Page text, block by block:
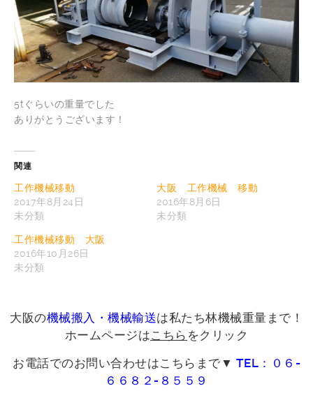
5tぐらいの重量でした
ありがとうございます！
関連
工作機械移動
2017年8月24日
未分類
大阪 工作機械 移動
2016年8月6日
未分類
工作機械移動 大阪
2016年10月26日
未分類
大阪の機械搬入・機械輸送は私たち林機械重量まで！
ホームページはこちら をクリック
お電話でのお問い合わせはこちらまで▼ TEL：０６-
６６８２-８５５９